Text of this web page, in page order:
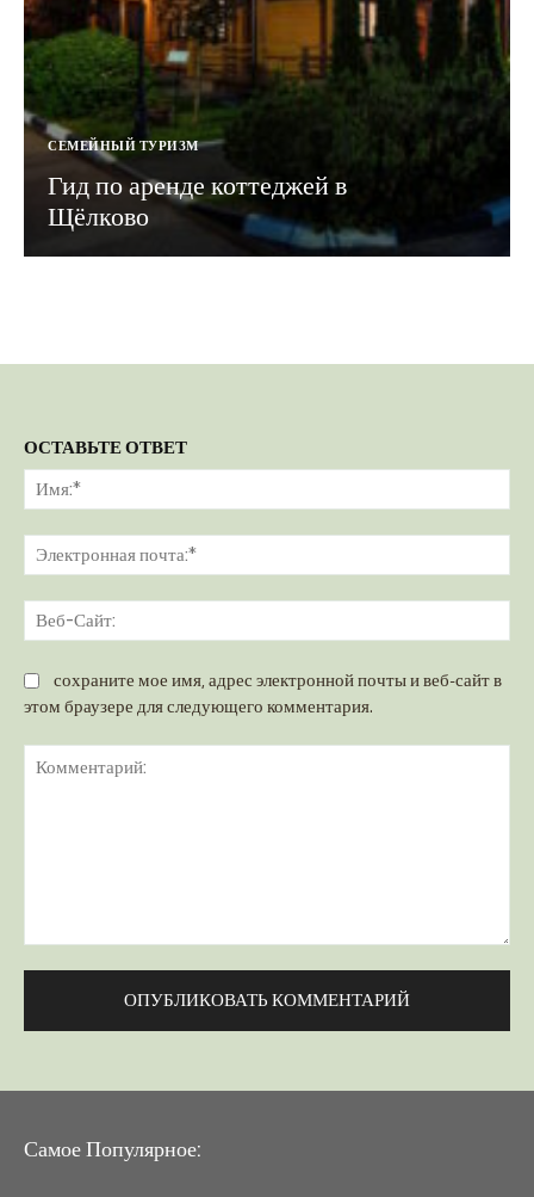
СЕМЕЙНЫЙ ТУРИЗМ
Гид по аренде коттеджей в
Щёлково
ОСТАВЬТЕ ОТВЕТ
сохраните мое имя, адрес электронной почты и веб-сайт в
этом браузере для следующего комментария.
Самое Популярное: